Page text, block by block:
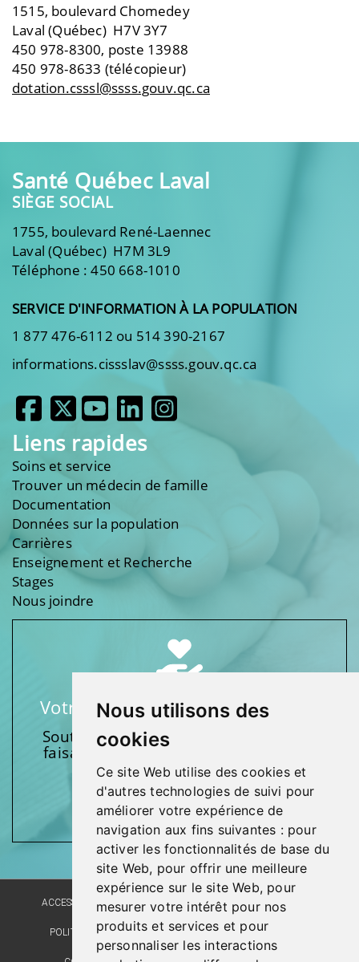
Nous utilisons des
cookies
Ce site Web utilise des cookies et
d'autres technologies de suivi pour
améliorer votre expérience de
navigation aux fins suivantes : pour
activer les fonctionnalités de base du
site Web, pour offrir une meilleure
expérience sur le site Web, pour
mesurer votre intérêt pour nos
produits et services et pour
personnaliser les interactions
1515, boulevard Chomedey
Laval (Québec) H7V 3Y7
450 978-8300, poste 13988
450 978-8633 (télécopieur)
dotation.csssl@ssss.gouv.qc.ca
Santé Québec Laval
SIÈGE SOCIAL
1755, boulevard René-Laennec
Laval (Québec) H7M 3L9
Téléphone : 450 668-1010
SERVICE D'INFORMATION À LA POPULATION
1 877 476-6112 ou 514 390-2167
informations.cissslav@ssss.gouv.qc.ca
Liens rapides
Soins et service
Trouver un médecin de famille
Documentation
Données sur la population
Carrières
Enseignement et Recherche
Stages
Nous joindre
Votre soutien fait une différence
Soutenez l’une de nos fondations en
faisant un don et en participant aux
activités.
Donnez généreusement!
ACCESSIBILITÉ PLAN DU SITE POLITIQUE LINGUISTIQUE
POLITIQUE DE CONFIDENTIALITÉ RÉALISATION DU SITE